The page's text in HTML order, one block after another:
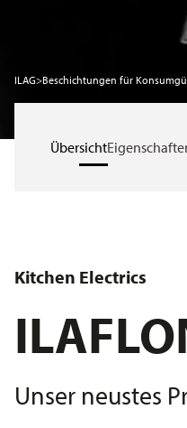
ILAG>Beschichtungen für
Übersicht
Kitchen Electrics
Unser neustes